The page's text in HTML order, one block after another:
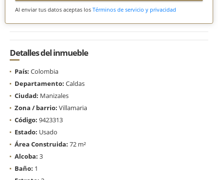
Al enviar tus datos aceptas los Términos de servicio y privacidad
Detalles del inmueble
País: Colombia
Departamento: Caldas
Ciudad: Manizales
Zona / barrio: Villamaria
Código: 9423313
Estado: Usado
Área Construida: 72 m²
Alcoba: 3
Baño: 1